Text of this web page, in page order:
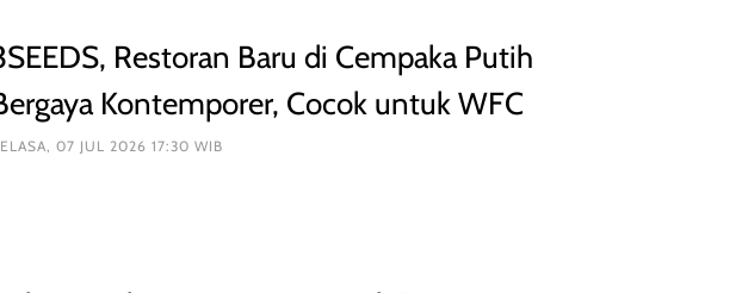
Restoran Baru di Cempaka Putih
Kontemporer, Cocok untuk WFC
07 JUL 2026 17:30 WIB